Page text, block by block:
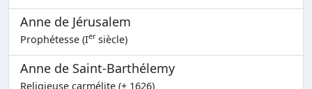
Anne de Jérusalem
Prophétesse (Iersiècle)
Anne de Saint-Barthélemy
Religieuse carmélite (+ 1626)